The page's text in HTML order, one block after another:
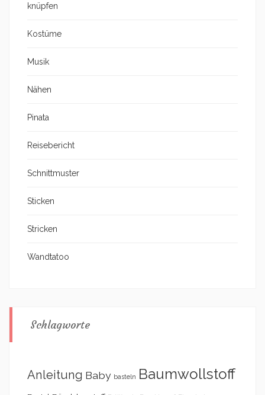
knüpfen
Kostüme
Musik
Nähen
Pinata
Reisebericht
Schnittmuster
Sticken
Stricken
Wandtatoo
Schlagworte
Anleitung Baby basteln Baumwollstoff